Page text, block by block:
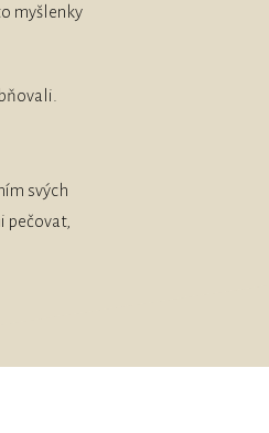
myšlenky
svých
pečovat,